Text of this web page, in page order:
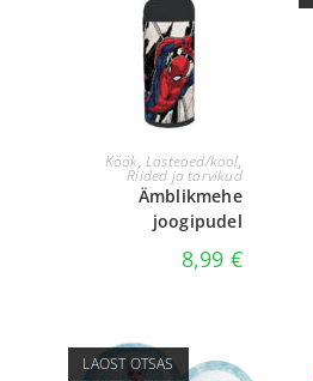
LISA KORVI
Köök, Lasteaed/kool,
Riided ja tarvikud
Ämblikmehe
joogipudel
8,99 €
LAOST OTSAS